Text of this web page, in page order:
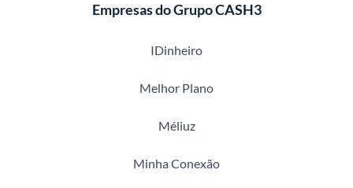
Empresas do Grupo CASH3
IDinheiro
Melhor Plano
Méliuz
Minha Conexão